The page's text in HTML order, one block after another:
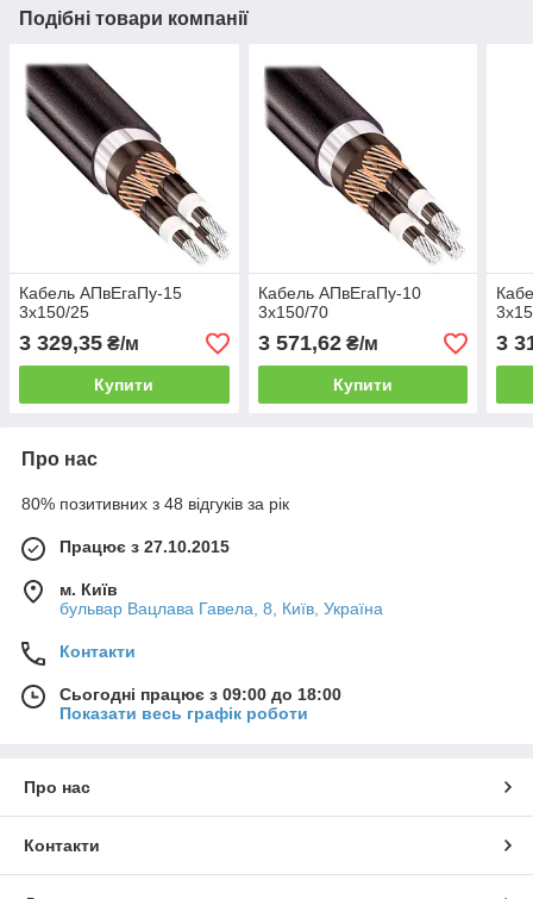
Подібні товари компанії
Кабель АПвЕгаПу‑15
3х150/25
3 329,35 ₴/м
Купити
Кабель АПвЕгаПу‑10
3х150/70
3 571,62₴/м
Купити
3
Про нас
80% позитивних з 48 відгуків за рік
Працює з 27.10.2015
м. Київ
бульвар Вацлава Гавела, 8, Київ, Україна
Контакти
Сьогодні працює з 09:00 до 18:00
Показати весь графік роботи
Про нас
Контакти